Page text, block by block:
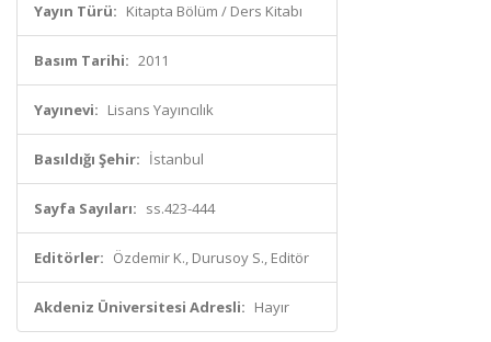
Yayın Türü: Kitapta Bölüm / Ders Kitabı
Basım Tarihi: 2011
Yayınevi: Lisans Yayıncılık
Basıldığı Şehir: İstanbul
Sayfa Sayıları: ss.423-444
Editörler: Özdemir K., Durusoy S., Editör
Akdeniz Üniversitesi Adresli: Hayır